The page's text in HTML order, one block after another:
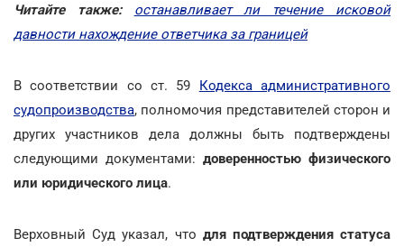
Читайте также:
останавливает ли течение исковой
давности нахождение ответчика за границей
В соответствии со ст. 59 Кодекса административного
судопроизводства, полномочия представителей сторон и
других участников дела должны быть подтверждены
следующими документами: доверенностью физического
или юридического лица.
Верховный Суд указал, что для подтверждения статуса